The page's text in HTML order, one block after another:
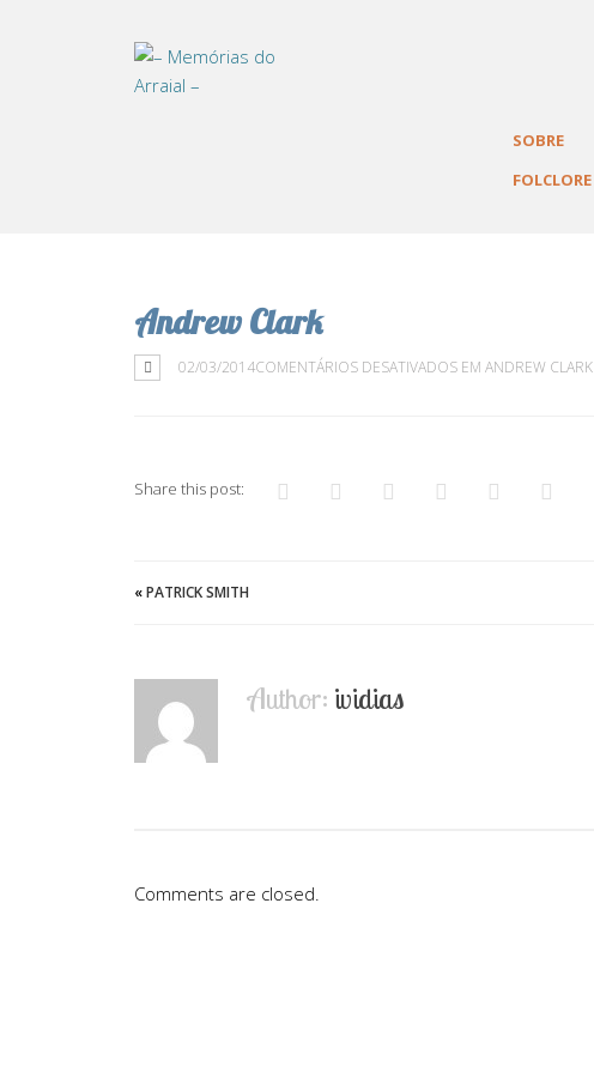
SOBRE
FOLCLORE
Memórias do Arraial
Andrew Clark
02/03/2014COMENTÁRIOS DESATIVADOS EM ANDREW CLARK
Share this post:
«PATRICK SMITH
Author: ividias
Comments are closed.